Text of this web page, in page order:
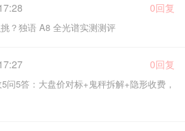
0回复
？独语 A8 全光谱实测测评
0回复
问5答：大盘价对标+鬼秤拆解+隐形收费，